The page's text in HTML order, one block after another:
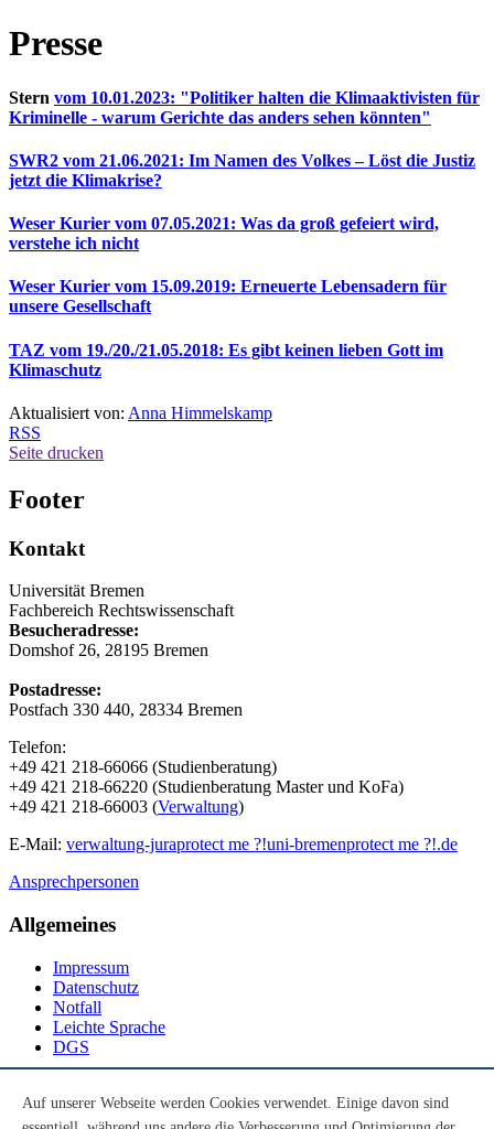
Presse
Stern vom 10.01.2023: "Politiker halten die Klimaaktivisten für
Kriminelle - warum Gerichte das anders sehen könnten"
SWR2 vom 21.06.2021: Im Namen des Volkes – Löst die Justiz
jetzt die Klimakrise?
Weser Kurier vom 07.05.2021: Was da groß gefeiert wird,
verstehe ich nicht
Weser Kurier vom 15.09.2019: Erneuerte Lebensadern für
unsere Gesellschaft
TAZ vom 19./20./21.05.2018: Es gibt keinen lieben Gott im
Klimaschutz
Aktualisiert von: Anna Himmelskamp
RSS
Seite drucken
Footer
Kontakt
Universität Bremen
Fachbereich Rechtswissenschaft
Besucheradresse:
Domshof 26, 28195 Bremen
Postadresse:
Postfach 330 440, 28334 Bremen
Telefon:
+49 421 218-66066 (Studienberatung)
+49 421 218-66220 (Studienberatung Master und KoFa)
+49 421 218-66003 (Verwaltung)
E-Mail: verwaltung-juraprotect me ?!uni-bremenprotect me ?!.de
Ansprechpersonen
Allgemeines
Impressum
Datenschutz
Notfall
Leichte Sprache
DGS
Auf unserer Webseite werden Cookies verwendet. Einige davon sind